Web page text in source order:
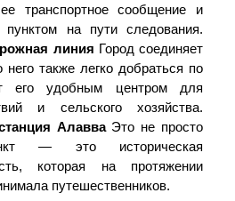
транспортное сообщение и
на пути следования.
линия Город соединяет
также легко добраться по
его удобным центром для
и сельского хозяйства.
АлавваЭто не просто
— это историческая
которая на протяжении
путешественников.